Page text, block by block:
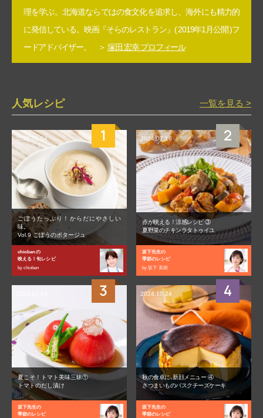
理を学ぶ。北海道ならではの食文化を追求し、海外にも精力的
に発信している。映画『そらのレストラン』( 2019年1月公開 )フ
ードアドバイザー。 ＞ 塚田 宏幸 プロフィール
人気レシピ 一覧を見る >
2020.02.04
ごぼうたっぷり！からだにやさしい
味。
Vol.9 ごぼうのポタージュ
chiobenの
映える！旬レシピ
by chioben
2024.07.16
赤が映える！涼感レシピ ③
夏野菜のチキンラタトゥイユ
坂下先生の
季節のレシピ
by 坂下 美樹
夏こそ！トマト美味三昧①
トマトのだし漬け
坂下先生の
季節のレシピ
2024.10.24
秋の食卓に､新顔メニュー ④
さつまいものバスクチーズケーキ
坂下先生の
季節のレシピ